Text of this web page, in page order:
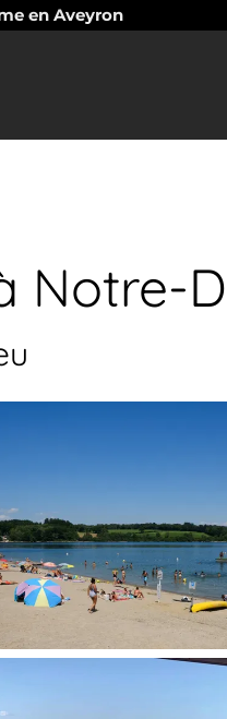
en Aveyron
Notre-